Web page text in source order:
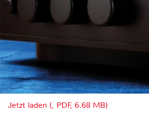
Jetzt laden (, PDF, 6.68 MB)